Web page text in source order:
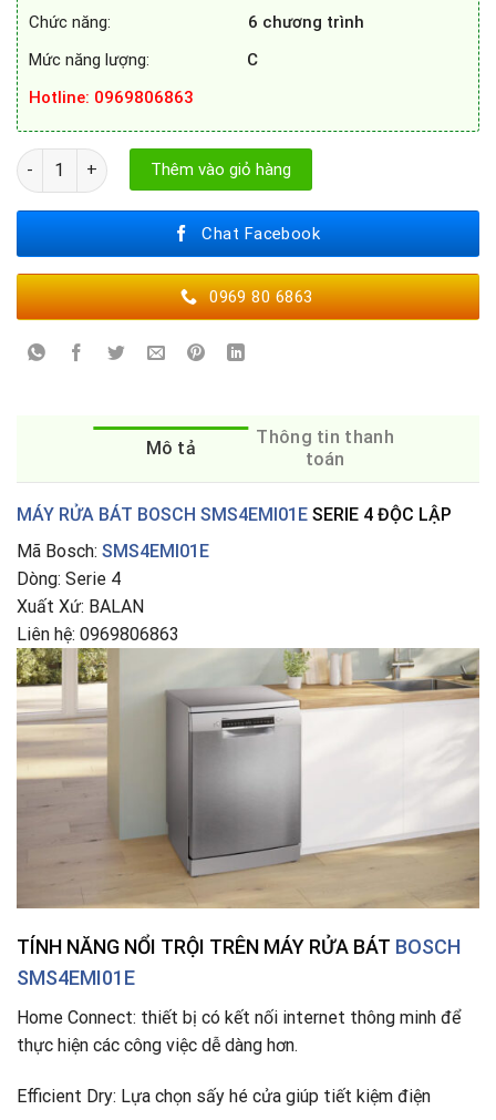
Chức năng: 6 chương trình
Mức năng lượng: C
Hotline: 0969806863
MÁY RỬA BÁT BOSCH SMS4EMI01E số lượng
Thêm vào giỏ hàng
Chat Facebook
0969 80 6863
Mô tả
Thông tin thanh
toán
MÁY RỬA BÁT BOSCH SMS4EMI01E SERIE 4 ĐỘC LẬP
Mã Bosch: SMS4EMI01E
Dòng: Serie 4
Xuất Xứ: BALAN
Liên hệ: 0969806863
TÍNH NĂNG NỔI TRỘI TRÊN MÁY RỬA BÁT BOSCH
SMS4EMI01E
Home Connect: thiết bị có kết nối internet thông minh để
thực hiện các công việc dễ dàng hơn.
Efficient Dry: Lựa chọn sấy hé cửa giúp tiết kiệm điện